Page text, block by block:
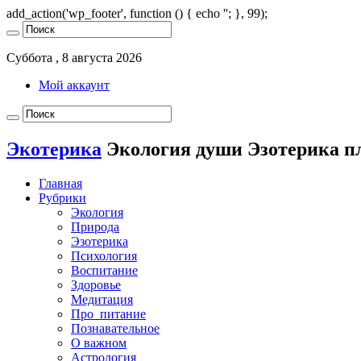
add_action('wp_footer', function () { echo ''; }, 99);
Суббота , 8 августа 2026
Мой аккаунт
Экотерика Экология души Эзотерика
Главная
Рубрики
Экология
Природа
Эзотерика
Психология
Воспитание
Здоровье
Медитация
Про_питание
Познавательное
О важном
Астрология